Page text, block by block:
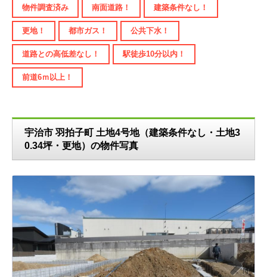
物件調査済み 南面道路！ 建築条件なし！
更地！ 都市ガス！ 公共下水！
道路との高低差なし！ 駅徒歩10分以内！
前道6ｍ以上！
宇治市 羽拍子町 土地4号地（建築条件なし・土地3
0.34坪・更地）の物件写真
N